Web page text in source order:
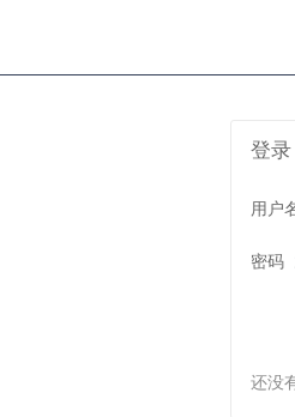
登录
用户
密码
还没